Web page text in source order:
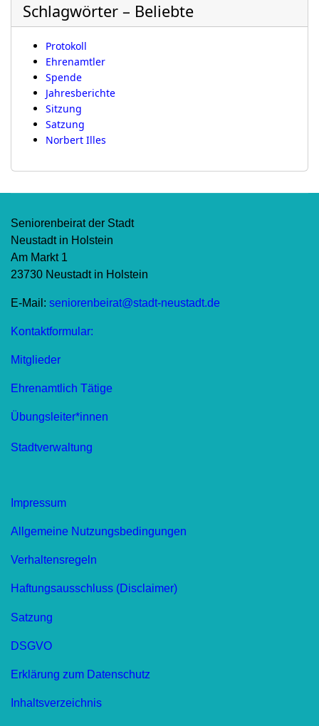
Schlagwörter – Beliebte
Protokoll
Ehrenamtler
Spende
Jahresberichte
Sitzung
Satzung
Norbert Illes
Seniorenbeirat der Stadt
Neustadt in Holstein
Am Markt 1
23730 Neustadt in Holstein
E-Mail: seniorenbeirat@stadt-neustadt.de
Kontaktformular:
Mitglieder
Ehrenamtlich Tätige
Übungsleiter*innen
Stadtverwaltung
Impressum
Allgemeine Nutzungsbedingungen
Verhaltensregeln
Haftungsausschluss (Disclaimer)
Satzung
DSGVO
Erklärung zum Datenschutz
Inhaltsverzeichnis